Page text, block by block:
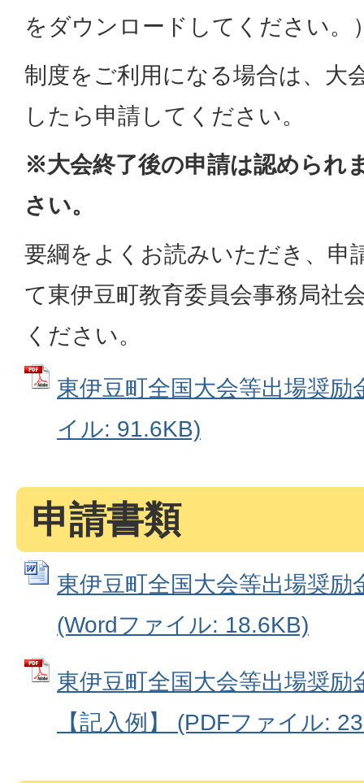
をダウンロードしてください。
制度をご利用になる場合は、大
したら申請してください。
※大会終了後の申請は認められ
さい。
要綱をよくお読みいただき、申
て東伊豆町教育委員会事務局社
ください。
東伊豆町全国大会等出場奨励
イル: 91.6KB)
申請書類
東伊豆町全国大会等出場奨励
(Wordファイル: 18.6KB)
東伊豆町全国大会等出場奨励
【記入例】 (PDFファイル: